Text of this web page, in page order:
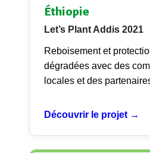
Éthiopie
Let’s Plant Addis 2021
Reboisement et
dégradées avec des
locales et des
Découvrir le projet →